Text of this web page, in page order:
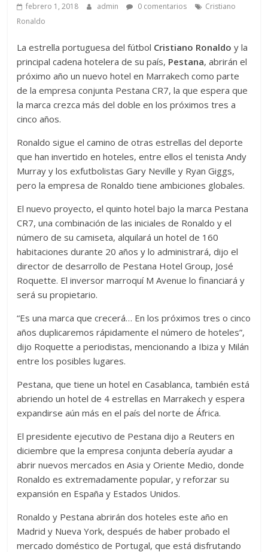
febrero 1, 2018 admin 0 comentarios
Cristiano
Ronaldo
La estrella portuguesa del fútbol Cristiano Ronaldo y la
principal cadena hotelera de su país, Pestana, abrirán el
próximo año un nuevo hotel en Marrakech como parte
de la empresa conjunta Pestana CR7, la que espera que
la marca crezca más del doble en los próximos tres a
cinco años.
Ronaldo sigue el camino de otras estrellas del deporte
que han invertido en hoteles, entre ellos el tenista Andy
Murray y los exfutbolistas Gary Neville y Ryan Giggs,
pero la empresa de Ronaldo tiene ambiciones globales.
El nuevo proyecto, el quinto hotel bajo la marca Pestana
CR7, una combinación de las iniciales de Ronaldo y el
número de su camiseta, alquilará un hotel de 160
habitaciones durante 20 años y lo administrará, dijo el
director de desarrollo de Pestana Hotel Group, José
Roquette. El inversor marroquí M Avenue lo financiará y
será su propietario.
“Es una marca que crecerá… En los próximos tres o cinco
años duplicaremos rápidamente el número de hoteles”,
dijo Roquette a periodistas, mencionando a Ibiza y Milán
entre los posibles lugares.
Pestana, que tiene un hotel en Casablanca, también está
abriendo un hotel de 4 estrellas en Marrakech y espera
expandirse aún más en el país del norte de África.
El presidente ejecutivo de Pestana dijo a Reuters en
diciembre que la empresa conjunta debería ayudar a
abrir nuevos mercados en Asia y Oriente Medio, donde
Ronaldo es extremadamente popular, y reforzar su
expansión en España y Estados Unidos.
Ronaldo y Pestana abrirán dos hoteles este año en
Madrid y Nueva York, después de haber probado el
mercado doméstico de Portugal, que está disfrutando